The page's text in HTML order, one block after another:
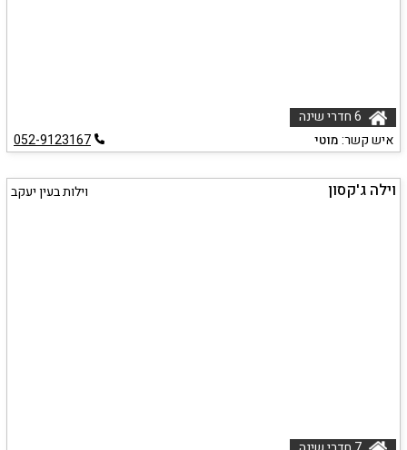
איש קשר:מוטי 052-9123167
וילה ג'קסון וילות בעין יעקב